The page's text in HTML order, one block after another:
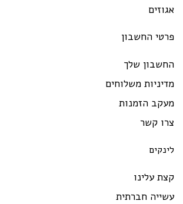
אגוזים
פרטי החשבון
החשבון שלך
מדיניות משלוחים
מעקב הזמנות
צרו קשר
לינקים
קצת עלינו
עשייה חברתית